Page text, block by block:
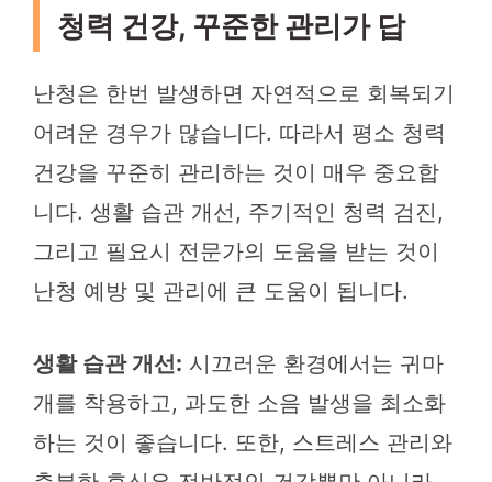
청력 건강, 꾸준한 관리가 답
난청은 한번 발생하면 자연적으로 회복되기
어려운 경우가 많습니다. 따라서 평소 청력
건강을 꾸준히 관리하는 것이 매우 중요합
니다. 생활 습관 개선, 주기적인 청력 검진,
그리고 필요시 전문가의 도움을 받는 것이
난청 예방 및 관리에 큰 도움이 됩니다.
생활 습관 개선: 시끄러운 환경에서는 귀마
개를 착용하고, 과도한 소음 발생을 최소화
하는 것이 좋습니다. 또한, 스트레스 관리와